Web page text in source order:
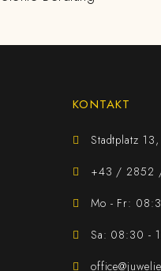
KONTAKT
Stadtplatz
+43 / 2852
Mo - Fr:
Sa: 08:30 -